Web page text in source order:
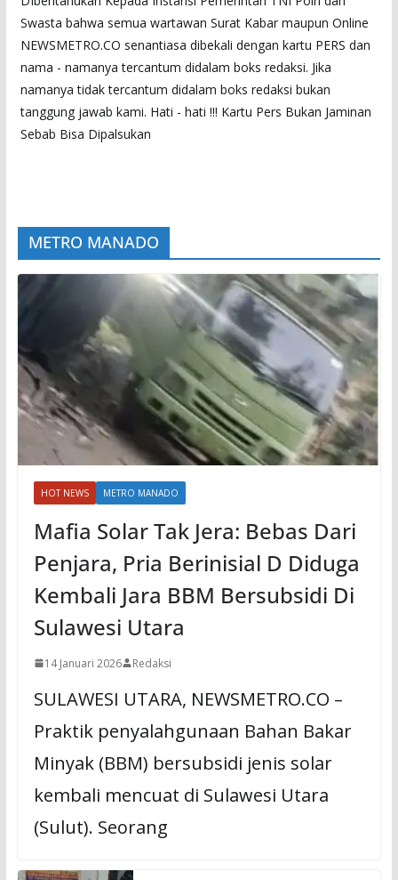
Swasta bahwa semua wartawan Surat Kabar maupun Online
NEWSMETRO.CO senantiasa dibekali dengan kartu PERS dan
nama - namanya tercantum didalam boks redaksi. Jika
namanya tidak tercantum didalam boks redaksi bukan
tanggung jawab kami. Hati - hati !!! Kartu Pers Bukan Jaminan
Sebab Bisa Dipalsukan
METRO MANADO
HOT NEWS METRO MANADO
Mafia Solar Tak Jera: Bebas Dari
Penjara, Pria Berinisial D Diduga
Kembali Jara BBM Bersubsidi Di
Sulawesi Utara
14 Januari 2026 Redaksi
SULAWESI UTARA, NEWSMETRO.CO –
Praktik penyalahgunaan Bahan Bakar
Minyak (BBM) bersubsidi jenis solar
kembali mencuat di Sulawesi Utara
(Sulut). Seorang